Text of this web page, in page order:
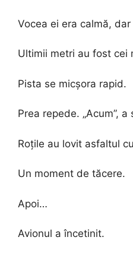
Vocea ei era calmă,
Ultimii metri au fost cei
Pista se micșora rapid.
Prea repede. „Acum”, a
Roțile au lovit asfaltul
Un moment de tăcere.
Apoi…
Avionul a încetinit.